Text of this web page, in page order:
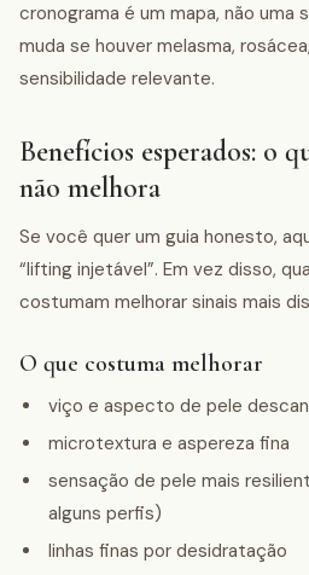
cronograma é um mapa, não uma
muda se houver melasma,
sensibilidade relevante.
Benefícios esperados: o
não melhora
Se você quer um guia honesto,
“lifting injetável”. Em vez disso,
costumam melhorar sinais mais
O que costuma melhorar
viço e aspecto de pele
microtextura e aspereza fina
sensação de pele mais
alguns perfis)
linhas finas por desidratação